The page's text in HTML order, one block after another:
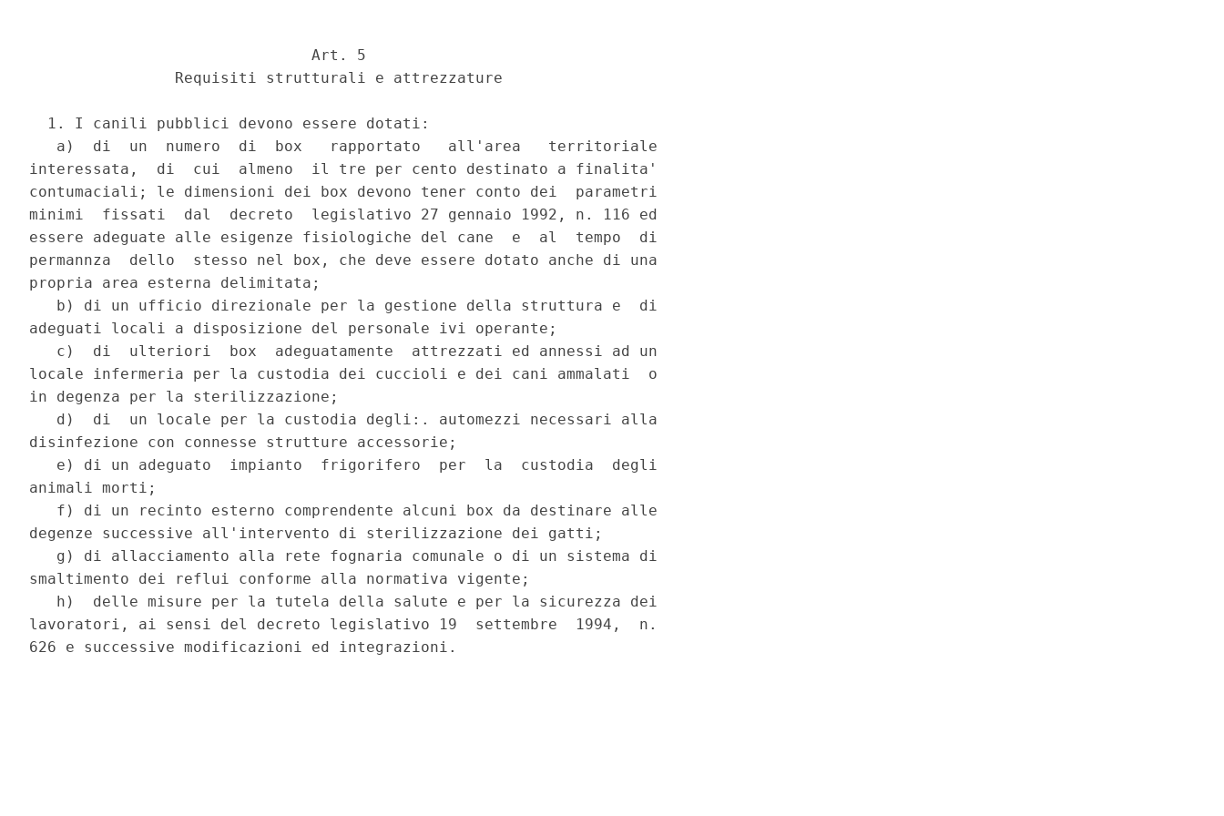
                               Art. 5
                Requisiti strutturali e attrezzature
  1. I canili pubblici devono essere dotati:
   a)  di  un  numero  di  box   rapportato   all'area   territoriale
interessata,  di  cui  almeno  il tre per cento destinato a finalita'
contumaciali; le dimensioni dei box devono tener conto dei  parametri
minimi  fissati  dal  decreto  legislativo 27 gennaio 1992, n. 116 ed
essere adeguate alle esigenze fisiologiche del cane  e  al  tempo  di
permannza  dello  stesso nel box, che deve essere dotato anche di una
propria area esterna delimitata;
   b) di un ufficio direzionale per la gestione della struttura e  di
adeguati locali a disposizione del personale ivi operante;
   c)  di  ulteriori  box  adeguatamente  attrezzati ed annessi ad un
locale infermeria per la custodia dei cuccioli e dei cani ammalati  o
in degenza per la sterilizzazione;
   d)  di  un locale per la custodia degli:. automezzi necessari alla
disinfezione con connesse strutture accessorie;
   e) di un adeguato  impianto  frigorifero  per  la  custodia  degli
animali morti;
   f) di un recinto esterno comprendente alcuni box da destinare alle
degenze successive all'intervento di sterilizzazione dei gatti;
   g) di allacciamento alla rete fognaria comunale o di un sistema di
smaltimento dei reflui conforme alla normativa vigente;
   h)  delle misure per la tutela della salute e per la sicurezza dei
lavoratori, ai sensi del decreto legislativo 19  settembre  1994,  n.